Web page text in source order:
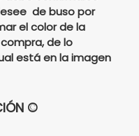
de buso por
el color de la
de lo
está en la imagen
©